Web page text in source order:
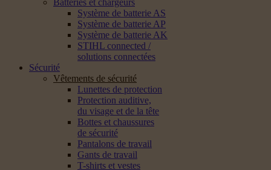
Batteries et chargeurs
Système de batterie AS
Système de batterie AP
Système de batterie AK
STIHL connected /
solutions connectées
Sécurité
Vêtements de sécurité
Lunettes de protection
Protection auditive,
du visage et de la tête
Bottes et chaussures
de sécurité
Pantalons de travail
Gants de travail
T-shirts et vestes